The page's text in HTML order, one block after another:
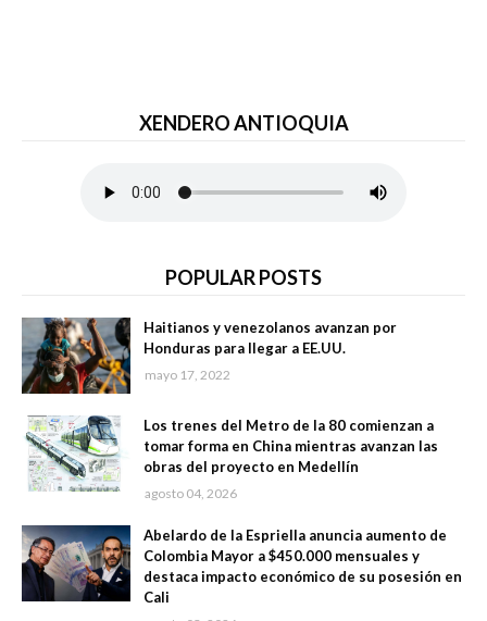
XENDERO ANTIOQUIA
POPULAR POSTS
Haitianos y venezolanos avanzan por
Honduras para llegar a EE.UU.
mayo 17, 2022
Los trenes del Metro de la 80 comienzan a
tomar forma en China mientras avanzan las
obras del proyecto en Medellín
agosto 04, 2026
Abelardo de la Espriella anuncia aumento de
Colombia Mayor a $450.000 mensuales y
destaca impacto económico de su posesión en
Cali